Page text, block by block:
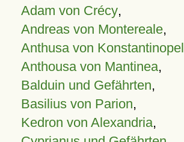
Adam von Crécy,
Andreas von Montereale,
Anthusa von Konstantinopel
Anthousa von Mantinea,
Balduin und Gefährten,
Basilius von Parion,
Kedron von Alexandria,